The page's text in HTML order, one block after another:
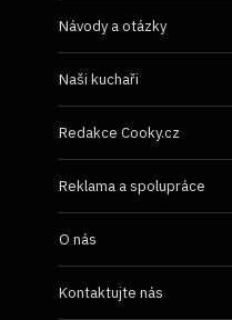
Návody a otázky
Naši kuchaři
Redakce Cooky.cz
Reklama a spolupráce
O nás
Kontaktujte nás